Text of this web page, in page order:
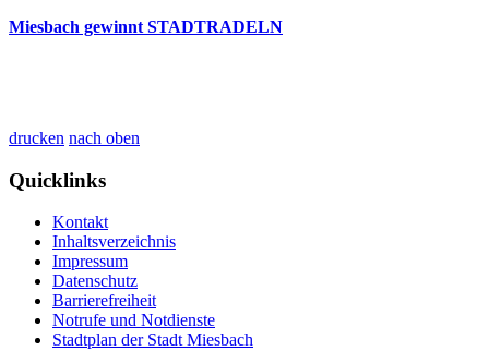
Miesbach gewinnt STADTRADELN
drucken nach oben
Quicklinks
Kontakt
Inhaltsverzeichnis
Impressum
Datenschutz
Barrierefreiheit
Notrufe und Notdienste
Stadtplan der Stadt Miesbach